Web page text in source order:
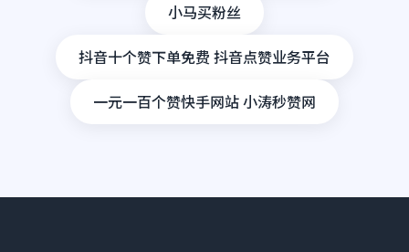
小马买粉丝
抖音十个赞下单免费 抖音点赞业务平台
一元一百个赞快手网站 小涛秒赞网